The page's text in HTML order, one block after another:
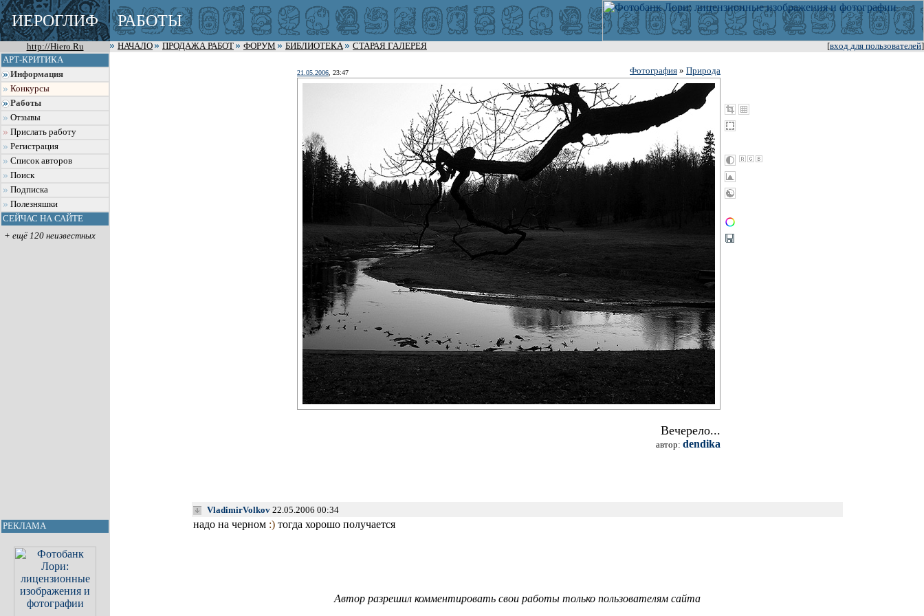
ИЕРОГЛИФ РАБОТЫ
http://Hiero.Ru [вход для пользователей]
НАЧАЛО ПРОДАЖА РАБОТ ФОРУМ БИБЛИОТЕКА
СТАРАЯ ГАЛЕРЕЯ
АРТ-КРИТИКА
Информация
Конкурсы
Работы
Отзывы
Прислать работу
Регистрация
Список авторов
Поиск
Подписка
Полезняшки
СЕЙЧАС НА САЙТЕ
+ ещё 120 неизвестных
РЕКЛАМА
21.05.2006 , 23:47 Фотография » Природа
Вечерело...
автор: dendika
VladimirVolkov22.05.2006 00:34
надо на черном :)тогда хорошо получается
Автор разрешил комментировать свои работы только пользователям сайта